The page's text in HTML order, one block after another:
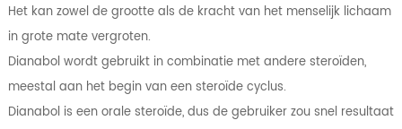
Het kan zowel de grootte als de kracht van het menselijk lichaam
in grote mate vergroten.
Dianabol wordt gebruikt in combinatie met andere steroïden,
meestal aan het begin van een steroïde cyclus.
Dianabol is een orale steroïde, dus de gebruiker zou snel resultaat